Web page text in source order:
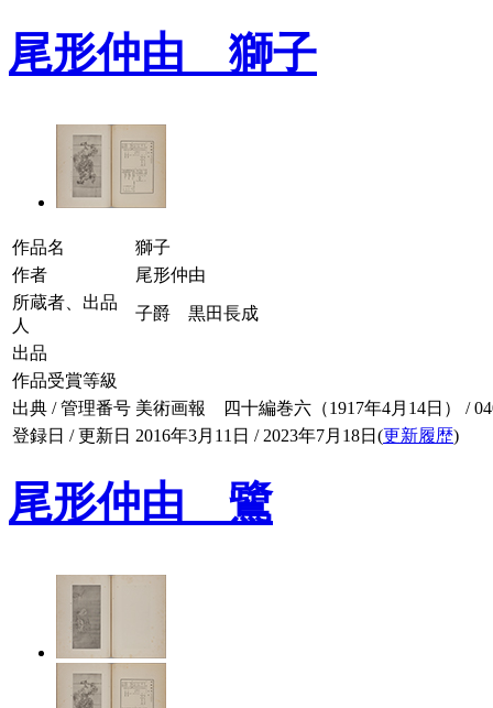
尾形仲由 獅子
作品名
獅子
作者
尾形仲由
所蔵者、出品
人
子爵 黒田長成
出品
作品受賞等級
出典 / 管理番号 美術画報 四十編巻六（1917年4月14日） /
登録日 / 更新日 2016年3月11日 / 2023年7月18日(更新履歴)
尾形仲由 鷺